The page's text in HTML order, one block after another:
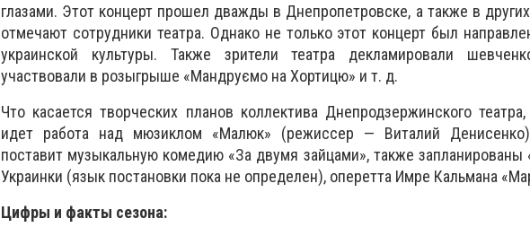
глазами. Этот концерт прошел дважды в Днепропетровске, а также в других
отмечают сотрудники театра. Однако не только этот концерт был
украинской культуры. Также зрители театра декламировали
участвовали в розыгрыше «Мандруємо на Хортицю» и т. д.
Что касается творческих планов коллектива Днепродзержинского
идет работа над мюзиклом «Малюк» (режиссер — Виталий
поставит музыкальную комедию «За двумя зайцами», также запланированы
Украинки (язык постановки пока не определен), оперетта Имре Кальмана
Цифры и факты сезона: